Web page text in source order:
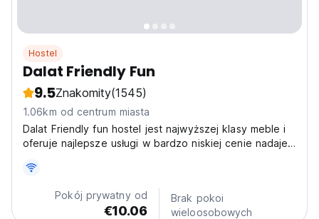
Hostel
Dalat Friendly Fun
9.5Znakomity(1545)
1.06km od centrum miasta
Dalat Friendly fun hostel jest najwyższej klasy meble i
oferuje najlepsze usługi w bardzo niskiej cenie nadaje
zrelaksowany, przyjaznej atmosferze.
Pokój prywatny od
€10.06
Brak pokoi
wieloosobowych